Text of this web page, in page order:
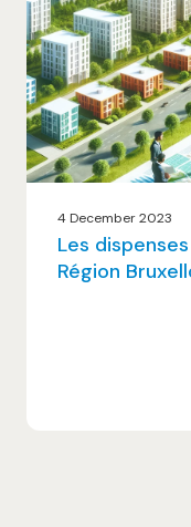
4 December 2023
Les
Région